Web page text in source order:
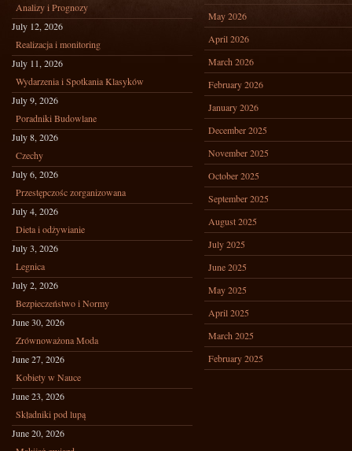
Analizy i Prognozy
July 12, 2026
Realizacja i monitoring
July 11, 2026
Wydarzenia i Spotkania Klasyków
July 9, 2026
Poradniki Budowlane
July 8, 2026
Czechy
July 6, 2026
Przestępczośc zorganizowana
July 4, 2026
Dieta i odżywianie
July 3, 2026
Legnica
July 2, 2026
Bezpieczeństwo i Normy
June 30, 2026
Zrównoważona Moda
June 27, 2026
Kobiety w Nauce
June 23, 2026
Składniki pod lupą
June 20, 2026
May 2026
April 2026
March 2026
February 2026
January 2026
December 2025
November 2025
October 2025
September 2025
August 2025
July 2025
June 2025
May 2025
April 2025
March 2025
February 2025